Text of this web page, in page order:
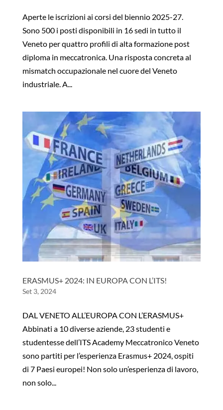
Aperte le iscrizioni ai corsi del biennio 2025-27.
Sono 500 i posti disponibili in 16 sedi in tutto il
Veneto per quattro profili di alta formazione post
diploma in meccatronica. Una risposta concreta al
mismatch occupazionale nel cuore del Veneto
industriale. A...
ERASMUS+ 2024: IN EUROPA CON L’ITS!
Set 3, 2024
DAL VENETO ALL’EUROPA CON L’ERASMUS+
Abbinati a 10 diverse aziende, 23 studenti e
studentesse dell’ITS Academy Meccatronico Veneto
sono partiti per l’esperienza Erasmus+ 2024, ospiti
di 7 Paesi europei! Non solo un’esperienza di lavoro,
non solo...